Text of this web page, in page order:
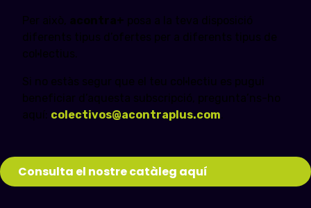
Per això, acontra+ posa a la teva disposició
diferents tipus d’ofertes per a diferents tipus de
col·lectius.
Si no estàs segur que el teu col·lectiu es pugui
beneficiar d’aquesta subscripció, pregunta’ns-ho
aquí: colectivos@acontraplus.com.
Consulta el nostre catàleg aquí